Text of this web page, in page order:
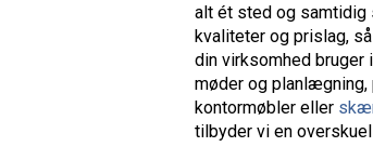
alt ét sted og samtidig
kvaliteter og prislag,
din virksomhed bruger
møder og planlægning,
kontormøbler eller
tilbyder vi en